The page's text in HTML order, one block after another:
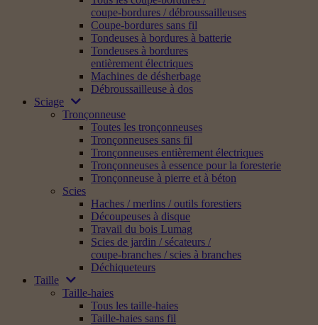
coupe-bordures / débroussailleuses
Coupe-bordures sans fil
Tondeuses à bordures à batterie
Tondeuses à bordures
entièrement électriques
Machines de désherbage
Débroussailleuse à dos
Sciage
Tronçonneuse
Toutes les tronçonneuses
Tronçonneuses sans fil
Tronçonneuses entièrement électriques
Tronçonneuses à essence pour la foresterie
Tronçonneuse à pierre et à béton
Scies
Haches / merlins / outils forestiers
Découpeuses à disque
Travail du bois Lumag
Scies de jardin / sécateurs /
coupe-branches / scies à branches
Déchiqueteurs
Taille
Taille-haies
Tous les taille-haies
Taille-haies sans fil